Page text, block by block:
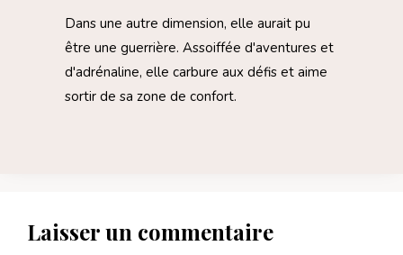
Dans une autre dimension, elle aurait pu
être une guerrière. Assoiffée d'aventures et
d'adrénaline, elle carbure aux défis et aime
sortir de sa zone de confort.
Laisser un commentaire